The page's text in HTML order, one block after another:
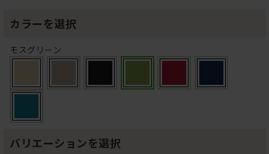
カラーを選択
モスグリーン
バリエーションを選択